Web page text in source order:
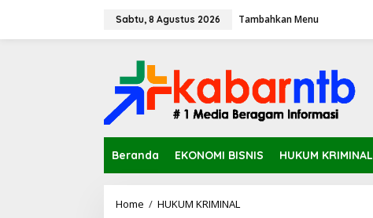
Sabtu, 8 Agustus 2026 Tambahkan Menu
Beranda EKONOMI BISNIS HUKUM KRIMINAL
Home / HUKUM KRIMINAL